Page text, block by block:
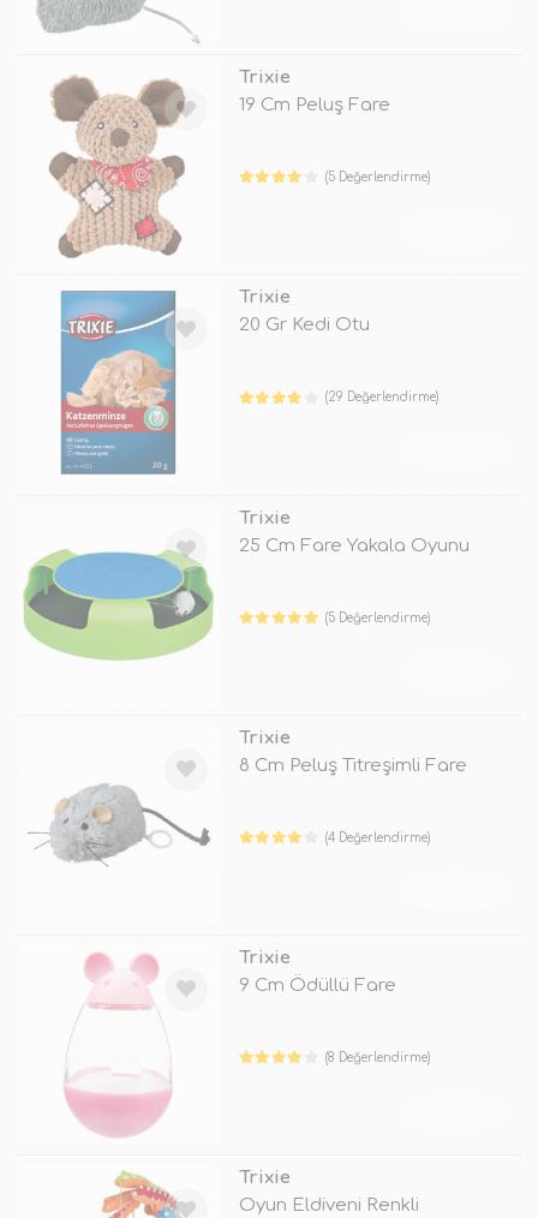
Trixie
19 Cm Peluş Fare
(5 Değerlendirme)
Trixie
20 Gr Kedi Otu
(29 Değerlendirme)
Trixie
25 Cm Fare Yakala Oyunu
(5 Değerlendirme)
Trixie
8 Cm Peluş Titreşimli Fare
(4 Değerlendirme)
Trixie
9 Cm Ödüllü Fare
(8 Değerlendirme)
Trixie
Oyun Eldiveni Renkli